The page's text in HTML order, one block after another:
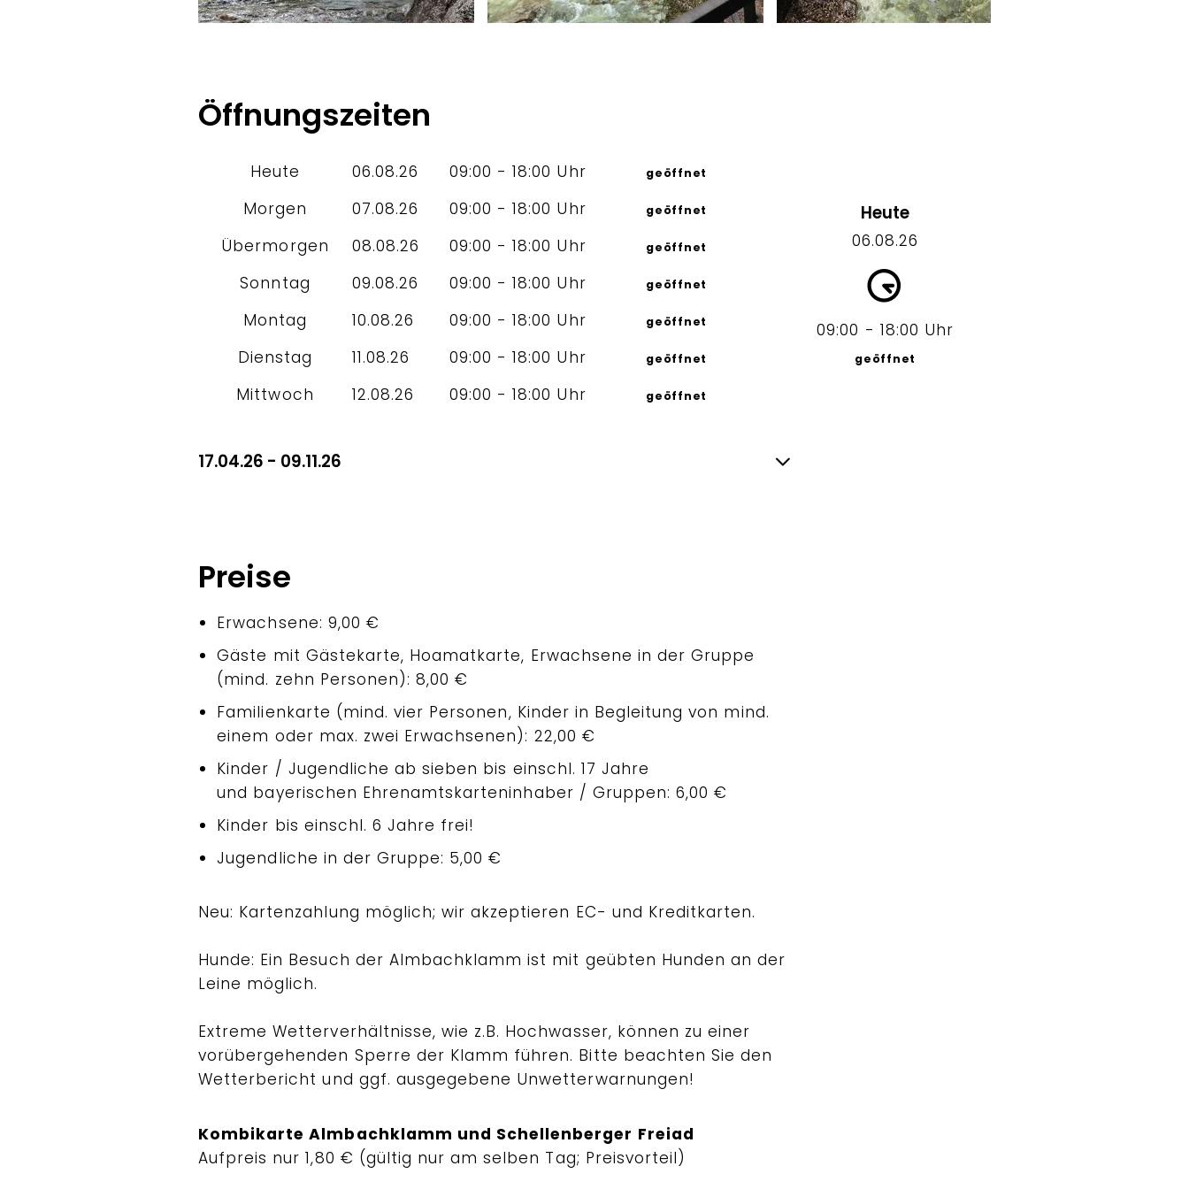
Öffnungszeiten
Heute
06.08.26
09:00 - 18:00 Uhr
geöffnet
Heute 06.08.26 09:00 - 18:00 Uhr geöffnet
Morgen 07.08.26 09:00 - 18:00 Uhr geöffnet
Übermorgen 08.08.26 09:00 - 18:00 Uhr geöffnet
Sonntag 09.08.26 09:00 - 18:00 Uhr geöffnet
Montag 10.08.26 09:00 - 18:00 Uhr geöffnet
Dienstag 11.08.26 09:00 - 18:00 Uhr geöffnet
Mittwoch 12.08.26 09:00 - 18:00 Uhr geöffnet
17.04.26 - 09.11.26
Preise
Erwachsene: 9,00 €
Gäste mit Gästekarte, Hoamatkarte, Erwachsene in der Gruppe
(mind. zehn Personen): 8,00 €
Familienkarte (mind. vier Personen, Kinder in Begleitung von mind.
einem oder max. zwei Erwachsenen): 22,00 €
Kinder / Jugendliche ab sieben bis einschl. 17 Jahre
und bayerischen Ehrenamtskarteninhaber / Gruppen: 6,00 €
Kinder bis einschl. 6 Jahre frei!
Jugendliche in der Gruppe: 5,00 €
Neu: Kartenzahlung möglich; wir akzeptieren EC- und Kreditkarten.
Hunde: Ein Besuch der Almbachklamm ist mit geübten Hunden an der
Leine möglich.
Extreme Wetterverhältnisse, wie z.B. Hochwasser, können zu einer
vorübergehenden Sperre der Klamm führen. Bitte beachten Sie den
Wetterbericht und ggf. ausgegebene Unwetterwarnungen!
Kombikarte Almbachklamm und Schellenberger Freiad
Aufpreis nur 1,80 € (gültig nur am selben Tag; Preisvorteil)